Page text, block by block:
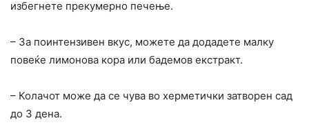
избегнете прекумерно печење.
– За поинтензивен вкус, можете да додадете малку
повеќе лимонова кора или бадемов екстракт.
– Колачот може да се чува во херметички затворен сад
до 3 дена.